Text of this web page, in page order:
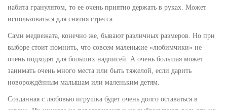
набита гранулятом, то ее очень приятно держать в руках. Может
использоваться для снятия стресса.
Сами медвежата, конечно же, бывают различных размеров. Но при
выборе стоит помнить, что совсем маленькие «любимчики» не
очень подходят для больших надписей. А очень большая может
занимать очень много места или быть тяжелой, если дарить
новорождённым малышам или маленьким детям.
Созданная с любовью игрушка будет очень долго оставаться в